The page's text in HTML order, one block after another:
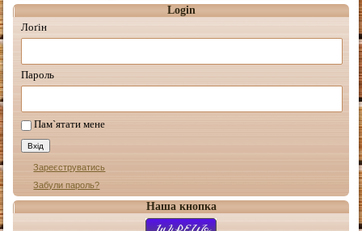
Login
Лоґін
Пароль
Пам`ятати мене
Зареєструватись
Забули пароль?
Наша кнопка